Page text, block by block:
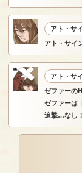
アト・サ
アト・サイ
アト・サ
ゼファーの
ゼファーは
追撃…なし！